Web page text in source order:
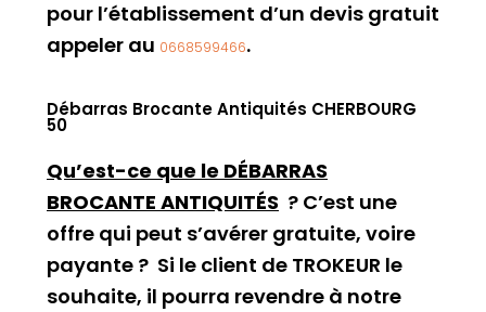
pour l’établissement d’un devis gratuit
appeler au 0668599466.
Débarras Brocante Antiquités CHERBOURG
50
Qu’est-ce que le DÉBARRAS
BROCANTE ANTIQUITÉS ? C’est une
offre qui peut s’avérer gratuite, voire
payante ? Si le client de TROKEUR le
souhaite, il pourra revendre à notre